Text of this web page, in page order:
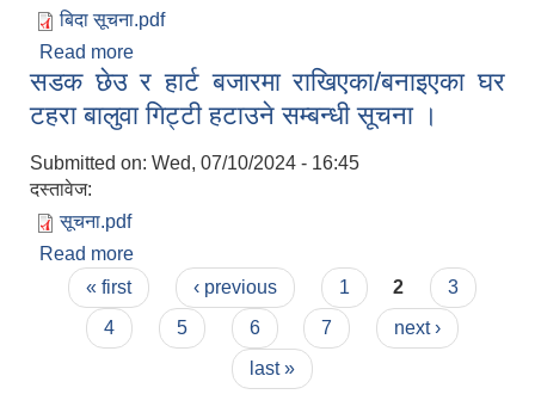
बिदा सूचना.pdf
Read more
सडक छेउ र हार्ट बजारमा राखिएका/बनाइएका घर
टहरा बालुवा गिट्टी हटाउने सम्बन्धी सूचना ।
Submitted on: Wed, 07/10/2024 - 16:45
दस्तावेज:
सूचना.pdf
Read more
टहरा बालुवा गिट्टी हटाउने सम्बन्धी सूचना ।
Pages
« first ‹ previous 1 2
3
4
5 6 7
next ›
last »